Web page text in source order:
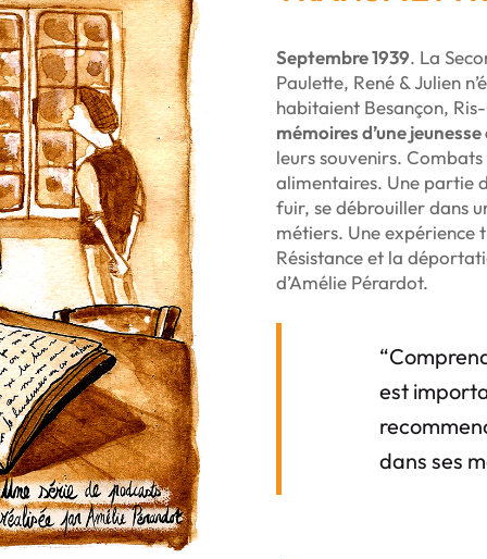
Septembre 1939. La
Paulette, René & Julien
habitaient Besançon,
mémoires d’une
leurs souvenirs.
alimentaires. Une partie
fuir, se débrouiller dans
métiers. Une expérience
Résistance et la
d’Amélie Pérardot.
“
est
dans ses